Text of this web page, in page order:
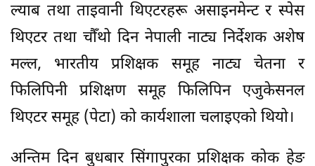
ल्याब तथा ताइवानी थिएटरहरू असाइनमेन्ट र स्पेस
थिएटर तथा चौँथो दिन नेपाली नाट्य निर्देशक अशेष
मल्ल, भारतीय प्रशिक्षक समूह नाट्य चेतना र
फिलिपिनी प्रशिक्षण समूह फिलिपिन एजुकेसनल
थिएटर समूह (पेटा) को कार्यशाला चलाइएको थियो।
अन्तिम दिन बुधबार सिंगापुरका प्रशिक्षक कोक हेङ